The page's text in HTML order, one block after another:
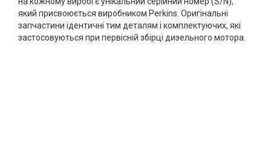
який присвоюється виробником Perkins. Оригінальні
запчастини ідентичні тим деталям і комплектуючих, які
застосовуються при первісній збірці дизельного мотора.